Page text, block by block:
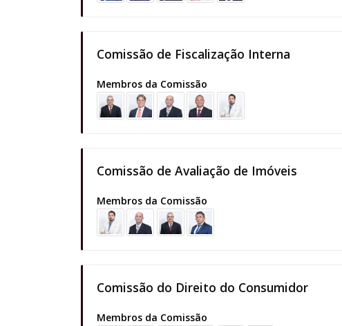
Comissão de Fiscalização Interna
Membros da Comissão
Comissão de Avaliação de Imóveis
Membros da Comissão
Comissão do Direito do Consumidor
Membros da Comissão